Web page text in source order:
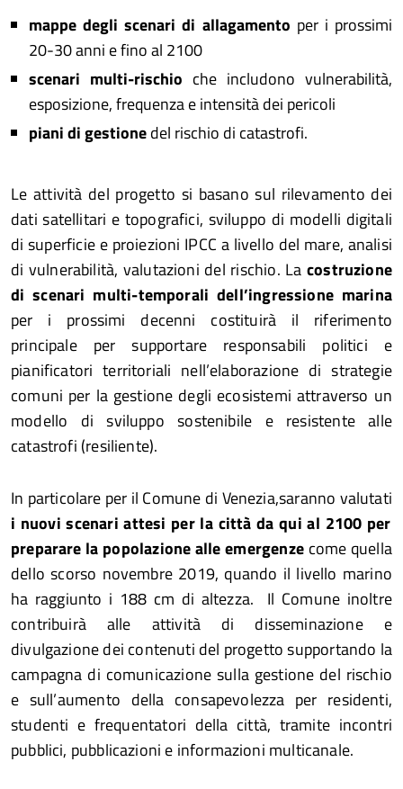
mappe degli scenari di allagamento per i prossimi
20-30 anni e fino al 2100
scenari multi-rischio che includono vulnerabilità,
esposizione, frequenza e intensità dei pericoli
piani di gestionedel rischio di catastrofi.
Le attività del progetto si basano sul rilevamento dei
dati satellitari e topografici, sviluppo di modelli digitali
di superficie e proiezioni IPCC a livello del mare, analisi
di vulnerabilità, valutazioni del rischio. Lacostruzione
di scenari multi-temporali dell’ingressione marina
per i prossimi decenni costituirà il riferimento
principale per supportare responsabili politici e
pianificatori territoriali nell’elaborazione di strategie
comuni per la gestione degli ecosistemi attraverso un
modello di sviluppo sostenibile e resistente alle
catastrofi (resiliente).
In particolare per il Comune di Venezia,saranno valutati
i nuovi scenari attesi per la città da qui al 2100 per
preparare la popolazione alle emergenzecome quella
dello scorso novembre 2019, quando il livello marino
ha raggiunto i 188 cm di altezza. Il Comune inoltre
contribuirà alle attività di disseminazione e
divulgazione dei contenuti del progetto supportando la
campagna di comunicazione sulla gestione del rischio
e sull’aumento della consapevolezza per residenti,
studenti e frequentatori della città, tramite incontri
pubblici, pubblicazioni e informazioni multicanale.